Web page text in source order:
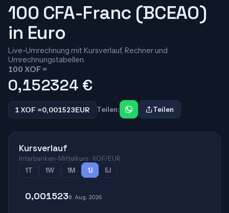
100 CFA-Franc (BCEAO)
in Euro
Live-Umrechnung mit Kursverlauf, Rechner und
Umrechnungstabellen.
100 XOF =
0,152324 €
1 XOF =0,001523EUR Teilen: Teilen
Kursverlauf
Interbanken-Mittelkurs · XOF/EUR
1T
1W 1M 1J 5J
0,0015238. Aug. 2026